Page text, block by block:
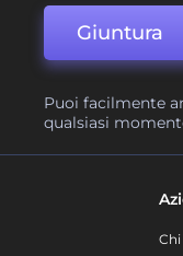
Giuntura
Puoi facilmente
qualsiasi